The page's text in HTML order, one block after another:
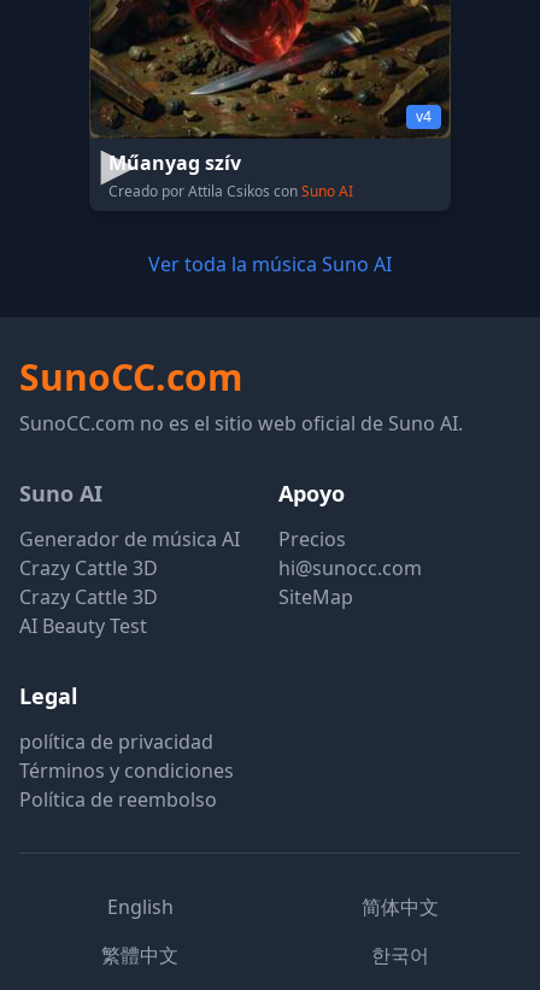
v4
Műanyag szív
Creado por Attila Csikos conSuno AI
Ver toda la música Suno AI
SunoCC.com
SunoCC.com no es el sitio web oficial de Suno AI.
Suno AI
Generador de música AI
Crazy Cattle 3D
Crazy Cattle 3D
AI Beauty Test
Apoyo
Precios
hi@sunocc.com
SiteMap
Legal
política de privacidad
Términos y condiciones
Política de reembolso
English
简体中文
繁體中文
한국어